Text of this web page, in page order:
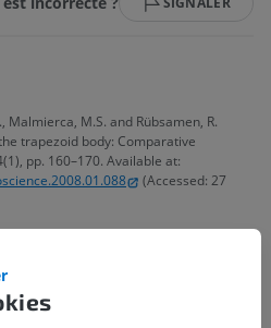
Malmierca, M.S. and Rübsamen, R.
trapezoid body: Comparative
pp. 160–170. Available at:
(Accessed: 27